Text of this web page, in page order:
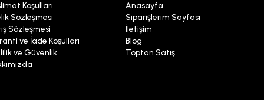
Koşulları
Sözleşmesi
Sözleşmesi
ve İade Koşulları
ve Güvenlik
Anasayfa
Siparişlerim Sayfası
İletişim
Blog
Toptan Satış